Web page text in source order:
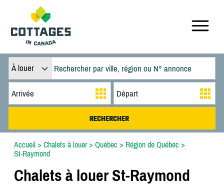
À louer
Accueil> Chalets à louer> Québec > Région de Québec >
St-Raymond
Chalets à louer St-Raymond